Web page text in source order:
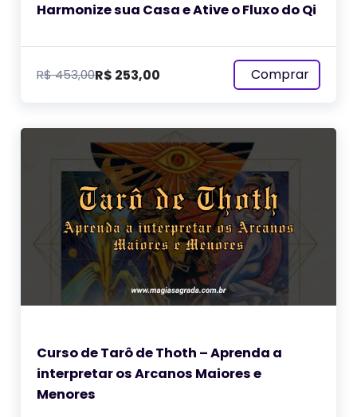
Harmonize sua Casa e Ative o Fluxo do Qi
R$453,00R$ 253,00 Comprar
Curso de Tarô de Thoth – Aprenda a
interpretar os Arcanos Maiores e
Menores